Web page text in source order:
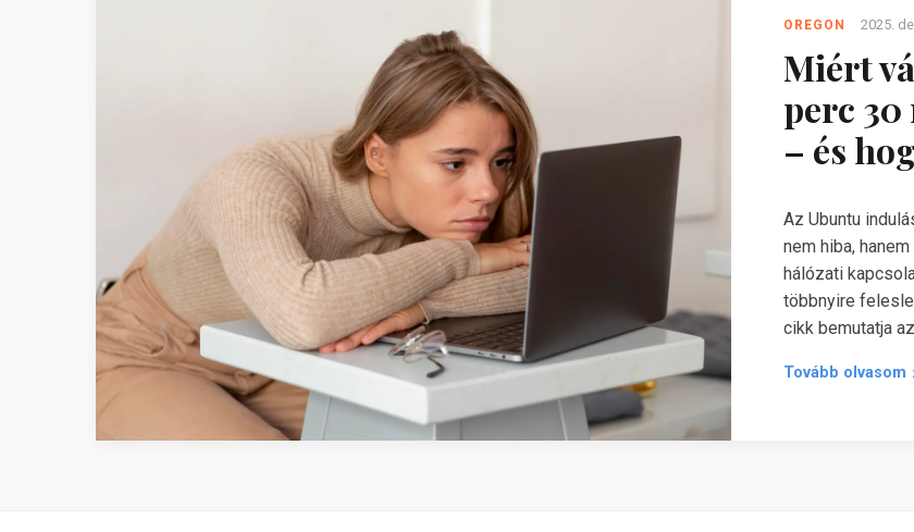
OREGON 2025.
Miért
perc
– és
Az Ubuntu
nem hiba,
hálózati
többnyire
cikk bemutatja
Tovább olvasom